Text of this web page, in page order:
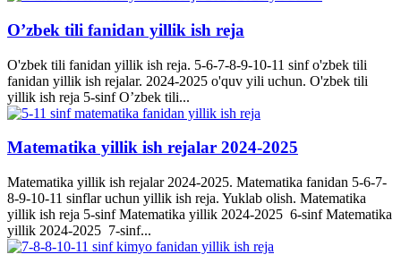
O’zbek tili fanidan yillik ish reja
O'zbek tili fanidan yillik ish reja. 5-6-7-8-9-10-11 sinf o'zbek tili
fanidan yillik ish rejalar. 2024-2025 o'quv yili uchun. O'zbek tili
yillik ish reja 5-sinf O’zbek tili...
Matematika yillik ish rejalar 2024-2025
Matematika yillik ish rejalar 2024-2025. Matematika fanidan 5-6-7-
8-9-10-11 sinflar uchun yillik ish reja. Yuklab olish. Matematika
yillik ish reja 5-sinf Matematika yillik 2024-2025 6-sinf Matematika
yillik 2024-2025 7-sinf...